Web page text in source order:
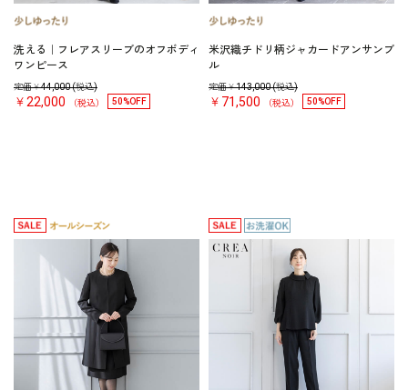
洗える｜フレアスリーブのオフボディ
ワンピース
定価￥44,000(税込)
￥22,000 （税込） 50%OFF
米沢織チドリ柄ジャカードアンサンブ
ル
定価￥143,000(税込)
￥71,500 （税込） 50%OFF